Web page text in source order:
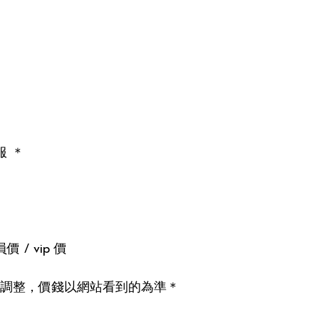
＊
價 / vip 價
整，價錢以網站看到的為準＊